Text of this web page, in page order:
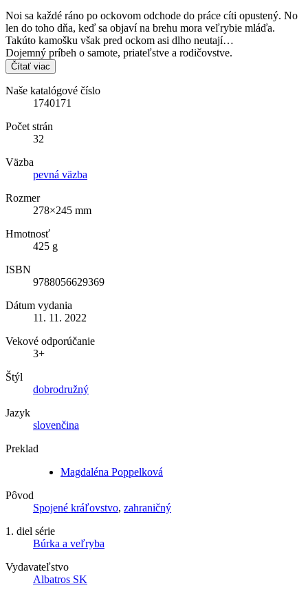
Noi sa každé ráno po ockovom odchode do práce cíti opustený. No
len do toho dňa, keď sa objaví na brehu mora veľrybie mláďa.
Takúto kamošku však pred ockom asi dlho neutají…
Dojemný príbeh o samote, priateľstve a rodičovstve.
Čítať viac
Naše katalógové číslo
1740171
Počet strán
32
Väzba
pevná väzba
Rozmer
278×245 mm
Hmotnosť
425 g
ISBN
9788056629369
Dátum vydania
11. 11. 2022
Vekové odporúčanie
3+
Štýl
dobrodružný
Jazyk
slovenčina
Preklad
Magdaléna Poppelková
Pôvod
Spojené kráľovstvo, zahraničný
1. diel série
Búrka a veľryba
Vydavateľstvo
Albatros SK